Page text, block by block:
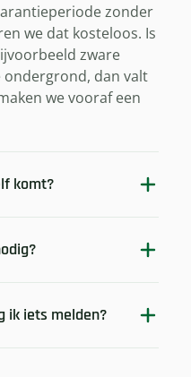
zonder
we dat kosteloos. Is
zware
ondergrond, dan valt
we vooraf een
komt?
ik iets melden?